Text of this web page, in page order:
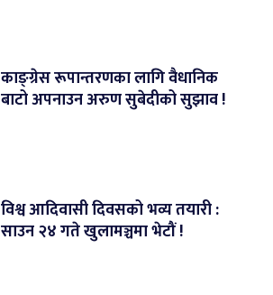
काङ्ग्रेस रूपान्तरणका लागि वैधानिक
बाटो अपनाउन अरुण सुबेदीको सुझाव !
विश्व आदिवासी दिवसको भव्य तयारी :
साउन २४ गते खुलामञ्चमा भेटौं !